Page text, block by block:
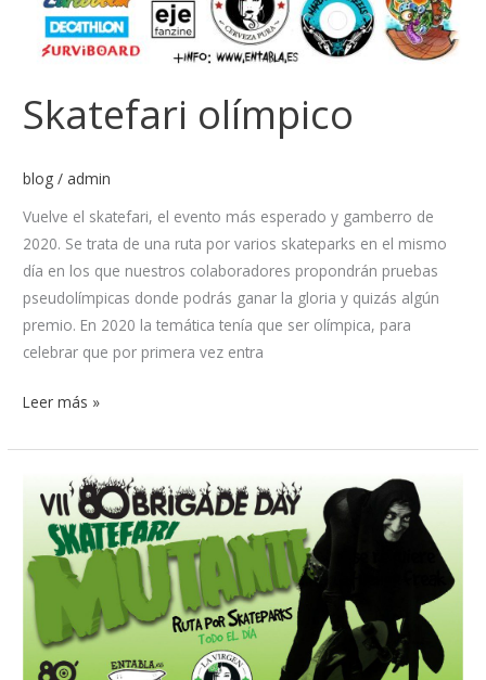
Skatefari olímpico
blog / admin
Vuelve el skatefari, el evento más esperado y gamberro de
2020. Se trata de una ruta por varios skateparks en el mismo
día en los que nuestros colaboradores propondrán pruebas
pseudolímpicas donde podrás ganar la gloria y quizás algún
premio. En 2020 la temática tenía que ser olímpica, para
celebrar que por primera vez entra
Leer más »
Brigade
Day
Skatefari
Mutante